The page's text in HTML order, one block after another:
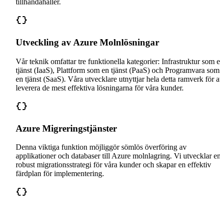
tillhandahåller.
Utveckling av Azure Molnlösningar
Vår teknik omfattar tre funktionella kategorier: Infrastruktur som
tjänst (IaaS), Plattform som en tjänst (PaaS) och Programvara som
en tjänst (SaaS). Våra utvecklare utnyttjar hela detta ramverk för
leverera de mest effektiva lösningarna för våra kunder.
Azure Migreringstjänster
Denna viktiga funktion möjliggör sömlös överföring av
applikationer och databaser till Azure molnlagring. Vi utvecklar
robust migrationsstrategi för våra kunder och skapar en effektiv
färdplan för implementering.